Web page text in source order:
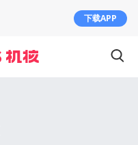
下载APP